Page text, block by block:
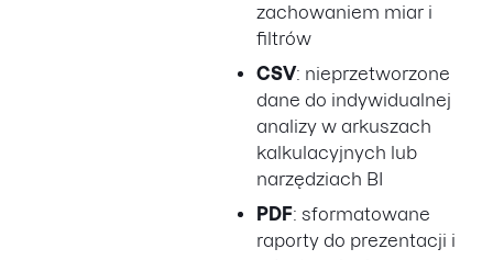
zachowaniem miar i
filtrów
CSV: nieprzetworzone
dane do indywidualnej
analizy w arkuszach
kalkulacyjnych lub
narzędziach BI
PDF: sformatowane
raporty do prezentacji i